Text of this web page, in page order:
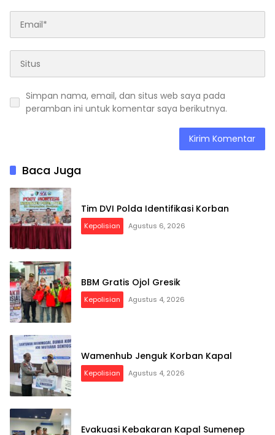
Simpan nama, email, dan situs web saya pada
peramban ini untuk komentar saya berikutnya.
Baca Juga
Tim DVI Polda Identifikasi Korban
Kepolisian Agustus 6, 2026
BBM Gratis Ojol Gresik
Kepolisian Agustus 4, 2026
Wamenhub Jenguk Korban Kapal
Kepolisian Agustus 4, 2026
Evakuasi Kebakaran Kapal Sumenep